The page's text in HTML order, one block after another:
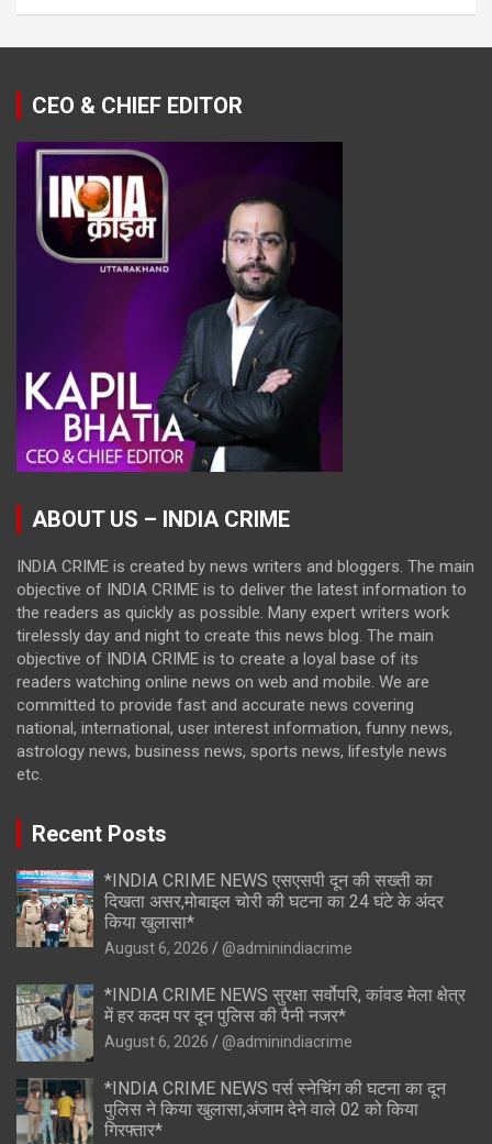
CEO & CHIEF EDITOR
ABOUT US – INDIA CRIME
INDIA CRIME is created by news writers and bloggers. The main
objective of INDIA CRIME is to deliver the latest information to
the readers as quickly as possible. Many expert writers work
tirelessly day and night to create this news blog. The main
objective of INDIA CRIME is to create a loyal base of its
readers watching online news on web and mobile. We are
committed to provide fast and accurate news covering
national, international, user interest information, funny news,
astrology news, business news, sports news, lifestyle news
etc.
Recent Posts
*INDIA CRIME NEWS एसएसपी दून की सख्ती का
दिखता असर,मोबाइल चोरी की घटना का 24 घंटे के अंदर
किया खुलासा*
August 6, 2026 @adminindiacrime
*INDIA CRIME NEWS सुरक्षा सर्वोपरि, कांवड मेला क्षेत्र
में हर कदम पर दून पुलिस की पैनी नजर*
August 6, 2026 @adminindiacrime
*INDIA CRIME NEWS पर्स स्नेचिंग की घटना का दून
पुलिस ने किया खुलासा,अंजाम देने वाले 02 को किया
गिरफ्तार*